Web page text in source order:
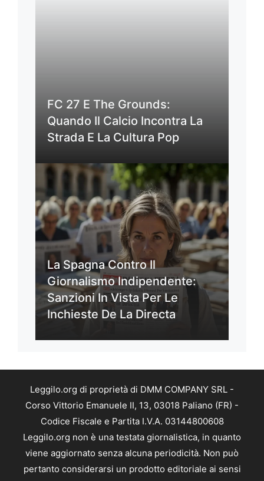
FC 27 E The Grounds:
Quando Il Calcio Incontra La
Strada E La Cultura Pop
La Spagna Contro Il
Giornalismo Indipendente:
Sanzioni In Vista Per Le
Inchieste De La Directa
Leggilo.org di proprietà di DMM COMPANY SRL -
Corso Vittorio Emanuele II, 13, 03018 Paliano (FR) -
Codice Fiscale e Partita I.V.A. 03144800608
Leggilo.org non è una testata giornalistica, in quanto
viene aggiornato senza alcuna periodicità. Non può
pertanto considerarsi un prodotto editoriale ai sensi